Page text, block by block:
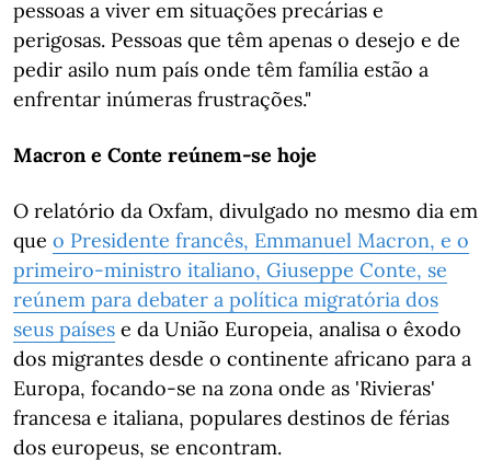
pessoas a viver em situações precárias e
perigosas. Pessoas que têm apenas o desejo e de
pedir asilo num país onde têm família estão a
enfrentar inúmeras frustrações."
Macron e Conte reúnem-se hoje
O relatório da Oxfam, divulgado no mesmo dia em
que o Presidente francês, Emmanuel Macron, e o
primeiro-ministro italiano, Giuseppe Conte, se
reúnem para debater a política migratória dos
seus países e da União Europeia, analisa o êxodo
dos migrantes desde o continente africano para a
Europa, focando-se na zona onde as 'Rivieras'
francesa e italiana, populares destinos de férias
dos europeus, se encontram.